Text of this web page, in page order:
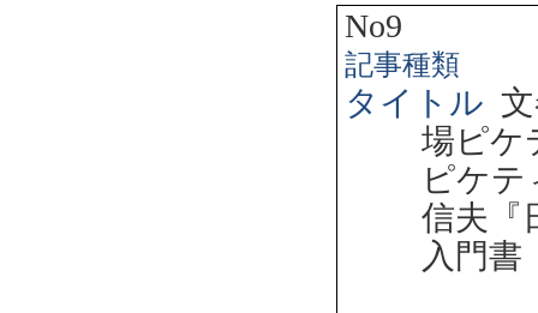
No9
記事種類
タイトル
場ピ
ピケ
信夫『
入門書